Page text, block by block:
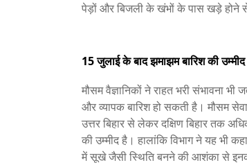
पेड़ों और बिजली के खंभों के पास खड़े होने
15 जुलाई के बाद झमाझम बारिश की उम्मीद
मौसम वैज्ञानिकों ने राहत भरी संभावना
और व्यापक बारिश हो सकती है। मौसम
उत्तर बिहार से लेकर दक्षिण बिहार तक
की उम्मीद है। हालांकि विभाग ने यह भी
में सूखे जैसी स्थिति बनने की आशंका से